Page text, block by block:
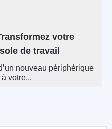
votre
de travail
nouveau périphérique
votre...